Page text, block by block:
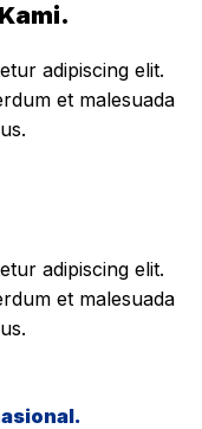
adipiscing elit.
et malesuada
adipiscing elit.
et malesuada